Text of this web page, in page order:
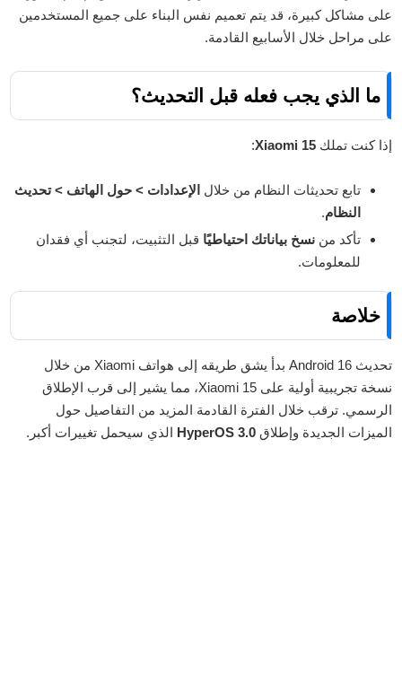
على مشاكل كبيرة، قد يتم تعميم نفس البناء على جميع المستخدمين
على مراحل خلال الأسابيع القادمة.
ما الذي يجب فعله قبل التحديث؟
إذا كنت تملك Xiaomi 15
:
تابع تحديثات النظام من خلال الإعدادات > حول الهاتف > تحديث
النظام.
تأكد من نسخ بياناتك احتياطيًا قبل التثبيت، لتجنب أي فقدان
للمعلومات.
خلاصة
تحديث Android 16 بدأ يشق طريقه إلى هواتف Xiaomi من خلال
نسخة تجريبية أولية على Xiaomi 15، مما يشير إلى قرب الإطلاق
الرسمي. ترقب خلال الفترة القادمة المزيد من التفاصيل حول
الميزات الجديدة وإطلاق HyperOS 3.0 الذي سيحمل تغييرات أكبر.